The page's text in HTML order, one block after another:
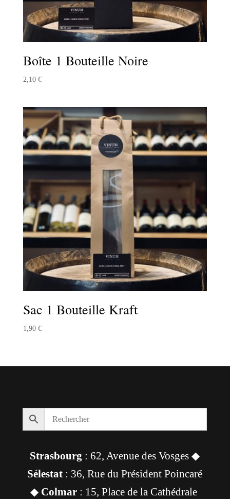
Boîte 1 Bouteille Noire
2,10 €
Sac 1 Bouteille Kraft
1,90 €
Strasbourg : 62, Avenue des Vosges ◆
Sélestat : 36, Rue du Président Poincaré
◆ Colmar: 15, Place de la Cathédrale